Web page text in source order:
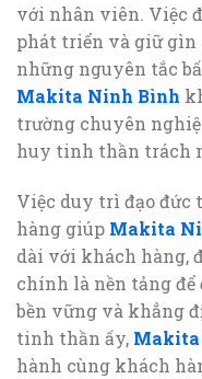
với nhân viên. Việc
phát triển và giữ gìn
những nguyên tắc
Makita Ninh Bình
trường chuyên
huy tinh thần trách
Việc duy trì đạo đức
hàng giúp Makita
dài với khách hàng,
chính là nền tảng
bền vững và khẳng
tinh thần ấy,
hành cùng khách